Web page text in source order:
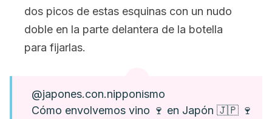
dos picos de estas esquinas con un nudo
doble en la parte delantera de la botella
para fijarlas.
@japones.con.nipponismo
Cómo envolvemos vino 🍷 en Japón 🇯🇵 🍷